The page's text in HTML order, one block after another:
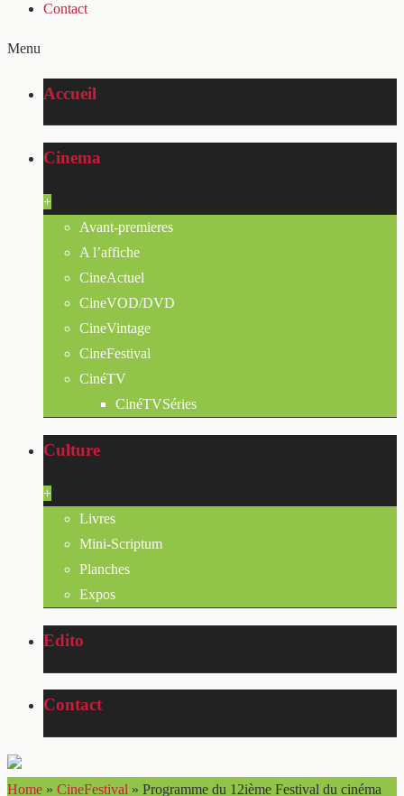
Contact
Menu
Accueil
Cinema
+
Avant-premieres
A l’affiche
CineActuel
CineVOD/DVD
CineVintage
CineFestival
CinéTV
CinéTVSéries
Culture
+
Livres
Mini-Scriptum
Planches
Expos
Edito
Contact
Home » CineFestival » Programme du 12ième Festival du cinéma